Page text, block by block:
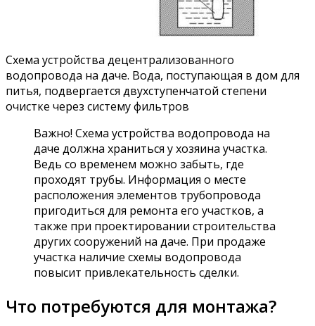
Схема устройства децентрализованного
водопровода на даче. Вода, поступающая в дом для
питья, подвергается двухступенчатой степени
очистке через систему фильтров
Важно! Схема устройства водопровода на
даче должна храниться у хозяина участка.
Ведь со временем можно забыть, где
проходят трубы. Информация о месте
расположения элементов трубопровода
пригодиться для ремонта его участков, а
также при проектировании строительства
других сооружений на даче. При продаже
участка наличие схемы водопровода
повысит привлекательность сделки.
Что потребуются для монтажа?